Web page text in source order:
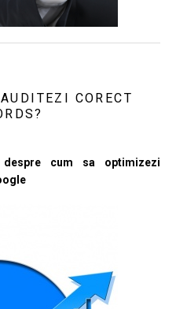
CORECT
despre cum sa optimizezi